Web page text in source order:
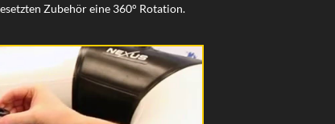
Zubehör eine 360° Rotation.